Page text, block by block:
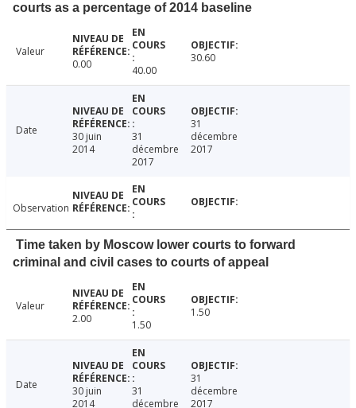
courts as a percentage of 2014 baseline
Valeur
0.00
40.00
30.60
Date
30 juin
2014
31
décembre
2017
31
décembre
2017
Observation
Time taken by Moscow lower courts to forward
criminal and civil cases to courts of appeal
Valeur
2.00
1.50
1.50
Date
30 juin
2014
31
décembre
31
décembre
2017